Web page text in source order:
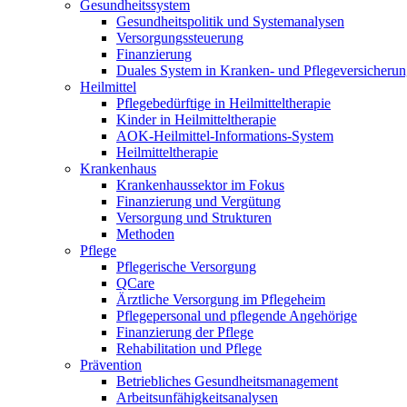
Gesundheitssystem
Gesundheitspolitik und Systemanalysen
Versorgungssteuerung
Finanzierung
Duales System in Kranken- und
Heilmittel
Pflegebedürftige in Heilmitteltherapie
Kinder in Heilmitteltherapie
AOK-Heilmittel-Informations-System
Heilmitteltherapie
Krankenhaus
Krankenhaussektor im Fokus
Finanzierung und Vergütung
Versorgung und Strukturen
Methoden
Pflege
Pflegerische Versorgung
QCare
Ärztliche Versorgung im Pflegeheim
Pflegepersonal und pflegende Angehörige
Finanzierung der Pflege
Rehabilitation und Pflege
Prävention
Betriebliches Gesundheitsmanagement
Arbeitsunfähigkeitsanalysen